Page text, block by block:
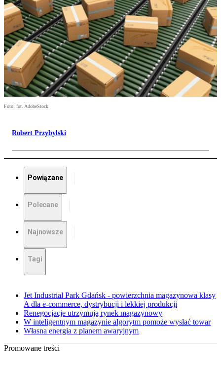
Foto: fot. AdobeStock
Robert Przybylski
Powiązane
Polecane
Najnowsze
Tagi
Jet Industrial Park Gdańsk - powierzchnia magazynowa klasy
A dla e-commerce, dystrybucji i lekkiej produkcji
Renegocjacje utrzymują rynek magazynowy
W inteligentnym magazynie algorytm pomoże wysłać towar
Własna energia z planem awaryjnym
Promowane treści